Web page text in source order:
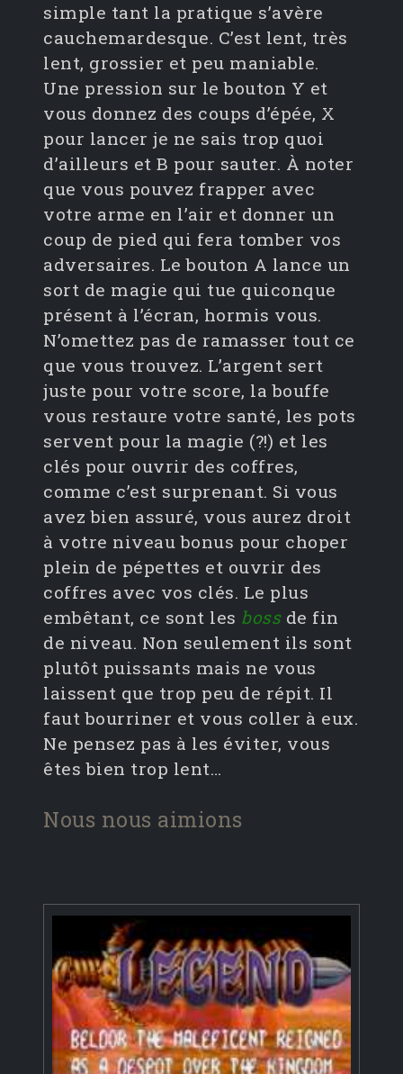
simple tant la pratique s’avère
cauchemardesque. C’est lent, très
lent, grossier et peu maniable.
Une pression sur le bouton Y et
vous donnez des coups d’épée, X
pour lancer je ne sais trop quoi
d’ailleurs et B pour sauter. À noter
que vous pouvez frapper avec
votre arme en l’air et donner un
coup de pied qui fera tomber vos
adversaires. Le bouton A lance un
sort de magie qui tue quiconque
présent à l’écran, hormis vous.
N’omettez pas de ramasser tout ce
que vous trouvez. L’argent sert
juste pour votre score, la bouffe
vous restaure votre santé, les pots
servent pour la magie (?!) et les
clés pour ouvrir des coffres,
comme c’est surprenant. Si vous
avez bien assuré, vous aurez droit
à votre niveau bonus pour choper
plein de pépettes et ouvrir des
coffres avec vos clés. Le plus
embêtant, ce sont les bossde fin
de niveau. Non seulement ils sont
plutôt puissants mais ne vous
laissent que trop peu de répit. Il
faut bourriner et vous coller à eux.
Ne pensez pas à les éviter, vous
êtes bien trop lent…
Nous nous aimions